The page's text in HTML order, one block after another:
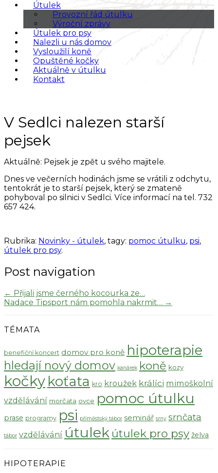
Útulek
Provozní řád útulku
Výroční zprávy
Útulek pro psy
Nalezli u nás domov
Vysloužilí koně
Opuštěné kočky
Aktuálně v útulku
Kontakt
V Sedlci nalezen starší
pejsek
Aktuálně: Pejsek je zpět u svého majitele.
Dnes ve večerních hodinách jsme se vrátili z odchytu,
tentokrát je to starší pejsek, který se zmateně
pohyboval po silnici v Sedlci. Více informací na tel. 732
657 424.
Rubrika: Novinky - útulek, tagy: pomoc útulku, psi,
útulek pro psy.
Post navigation
← Přijali jsme černého kocourka ze…
Nadace Tipsport nám pomohla nakrmit… →
TÉMATA
benefiční koncert domov pro koně hipoterapie
hledají nový domov kanárek koně kozy
kočky koťata kro kroužek králíci mimoškolní
vzdělávání morčata ovce pomoc útulku
prase programy psi příměstský tábor seminář srny srnčata
tábor vzdělávání útulek útulek pro psy želva
HIPOTERAPIE